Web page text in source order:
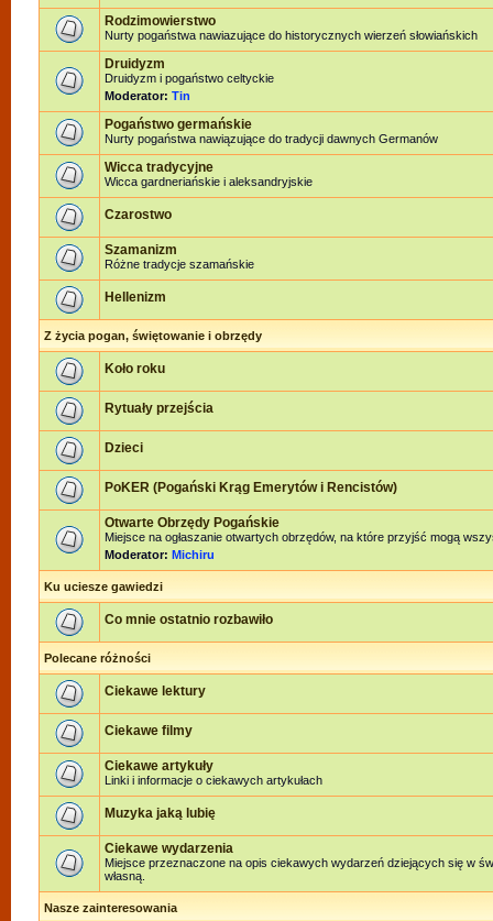
Rodzimowierstwo
Nurty pogaństwa nawiazujące do historycznych wierzeń słowiańskich
Druidyzm
Druidyzm i pogaństwo celtyckie
Moderator: Tin
Pogaństwo germańskie
Nurty pogaństwa nawiązujące do tradycji dawnych Germanów
Wicca tradycyjne
Wicca gardneriańskie i aleksandryjskie
Czarostwo
Szamanizm
Różne tradycje szamańskie
Hellenizm
Z życia pogan, świętowanie i obrzędy
Koło roku
Rytuały przejścia
Dzieci
PoKER (Pogański Krąg Emerytów i Rencistów)
Otwarte Obrzędy Pogańskie
Miejsce na ogłaszanie otwartych obrzędów, na które przyjść mogą
Moderator: Michiru
Ku uciesze gawiedzi
Co mnie ostatnio rozbawiło
Polecane różności
Ciekawe lektury
Ciekawe filmy
Ciekawe artykuły
Linki i informacje o ciekawych artykułach
Muzyka jaką lubię
Ciekawe wydarzenia
Miejsce przeznaczone na opis ciekawych wydarzeń dziejących się w
własną.
Nasze zainteresowania